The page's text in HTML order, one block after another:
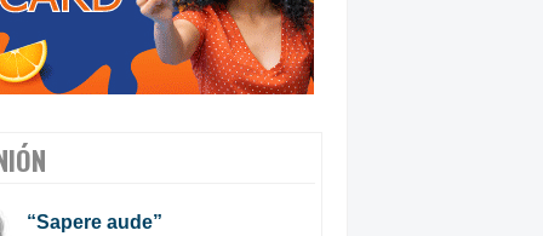
“Sapere aude”